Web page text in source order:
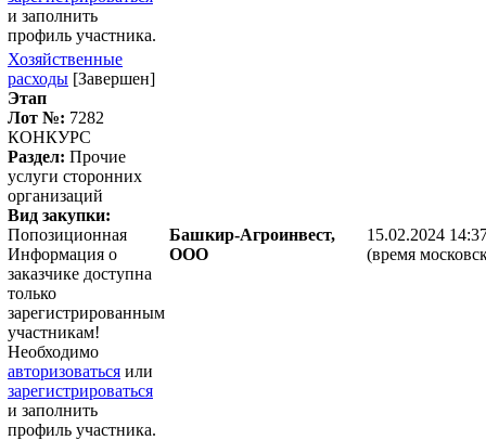
и заполнить
профиль участника.
Хозяйственные
расходы [Завершен]
Этап
Лот №: 7282
КОНКУРС
Раздел: Прочие
услуги сторонних
организаций
Вид закупки:
Попозиционная
Информация о
заказчике доступна
только
зарегистрированным
участникам!
Необходимо
авторизоваться или
зарегистрироваться
и заполнить
профиль участника.
Башкир-Агроинвест,
ООО
15.02.2024
(время